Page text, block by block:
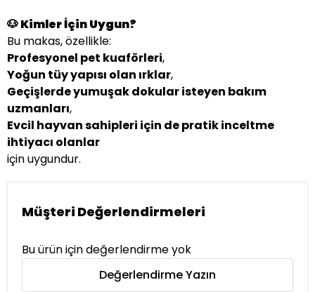
🐶 Kimler İçin Uygun?
Bu makas, özellikle:
Profesyonel pet kuaförleri,
Yoğun tüy yapısı olan ırklar,
Geçişlerde yumuşak dokular isteyen bakım
uzmanları,
Evcil hayvan sahipleri için de pratik inceltme
ihtiyacı olanlar
için uygundur.
Müşteri Değerlendirmeleri
Bu ürün için değerlendirme yok
Değerlendirme Yazın